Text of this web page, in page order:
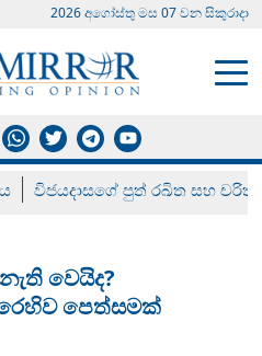
2026 අගෝස්‍තු මස 07 වන සිකුරාදා
විජයදාසගේ පුත් රඛිත සහ චරිත්
වෙයිද?
පෙත්සමක්